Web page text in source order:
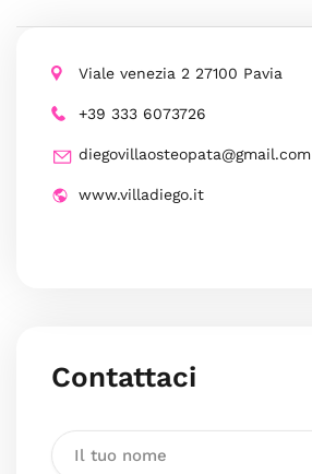
Viale venezia 2 27100 Pavia
+39 333 6073726
diegovillaosteopata@gmail.com
www.villadiego.it
Contattaci